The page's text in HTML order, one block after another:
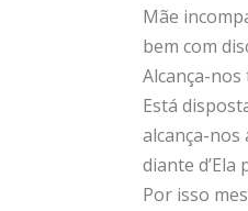
Mãe
bem com
Alcança-
Está
alcança-nos
diante
Por isso